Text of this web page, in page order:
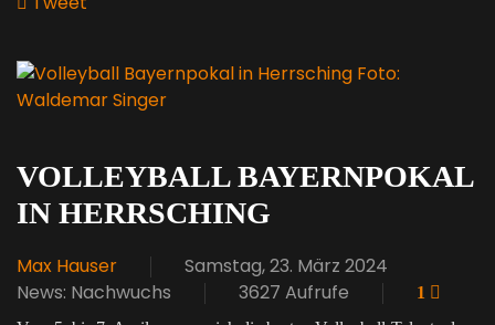
Foto:
Waldemar Singer
VOLLEYBALL BAYERNPOKAL
IN HERRSCHING
Max Hauser
Samstag, 23. März 2024
News: Nachwuchs
3627 Aufrufe
1